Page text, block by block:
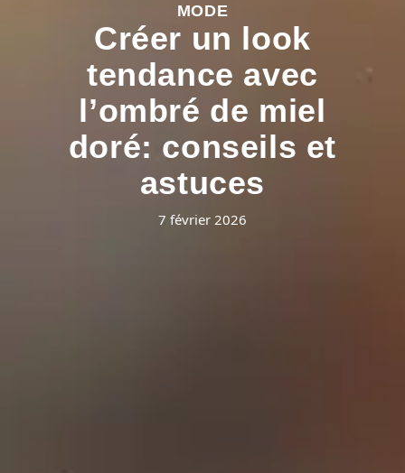
MODE
Créer un look
tendance avec
l’ombré de miel
doré: conseils et
astuces
7 février 2026